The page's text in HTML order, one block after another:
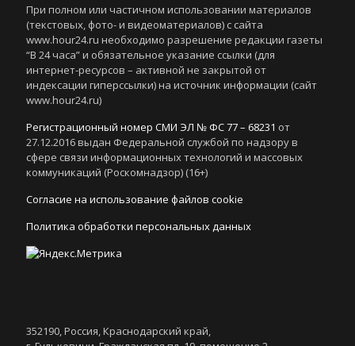
При полном или частичном использовании материалов
(текстовых, фото- и видеоматериалов) с сайта
www.hour24.ru необходимо разрешение редакции газеты
“В 24 часа” и обязательное указание ссылки (для
интернет-ресурсов – активной не закрытой от
индексации гиперссылки) на источник информации (сайт
www.hour24.ru)
Регистрационный номер СМИ ЭЛ № ФС 77 – 68231 от
27.12.2016 выдан Федеральной службой по надзору в
сфере связи информационных технологий и массовых
коммуникаций (Роскомнадзор) (16+)
Согласие на использование файлов cookie
Политика обработки персональных данных
352190, Россия, Краснодарский край,